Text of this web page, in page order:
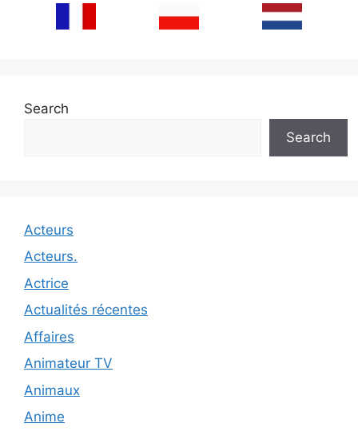
Search
Search
Acteurs
Acteurs.
Actrice
Actualités récentes
Affaires
Animateur TV
Animaux
Anime